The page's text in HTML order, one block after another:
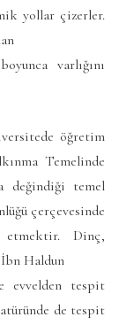
yollar çizerler.
varlığını
öğretim
Temelinde
değindiği temel
çerçevesinde
etmektir. Dinç,
Haldun
evvelden tespit
de tespit